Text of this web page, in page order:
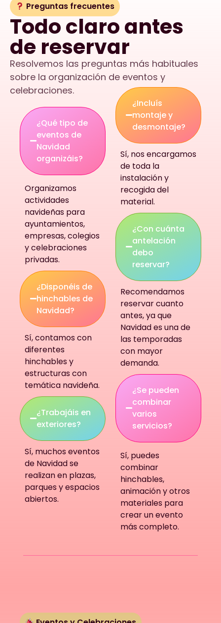
Preguntas frecuentes
Todo claro antes
de reservar
Resolvemos las preguntas más habituales
sobre la organización de eventos y
celebraciones.
¿Qué tipo de
eventos de
Navidad
organizáis?
Organizamos
actividades
navideñas para
ayuntamientos,
empresas, colegios
y celebraciones
privadas.
¿Disponéis de
hinchables de
Navidad?
Sí, contamos con
diferentes
hinchables y
estructuras con
temática navideña.
¿Trabajáis en
exteriores?
Sí, muchos eventos
de Navidad se
realizan en plazas,
parques y espacios
abiertos.
¿Incluís
montaje y
desmontaje?
Sí, nos encargamos
de toda la
instalación y
recogida del
material.
¿Con cuánta
antelación
debo
reservar?
Recomendamos
reservar cuanto
antes, ya que
Navidad es una de
las temporadas
con mayor
demanda.
¿Se pueden
combinar
varios
servicios?
Sí, puedes
combinar
hinchables,
animación y otros
materiales para
crear un evento
más completo.